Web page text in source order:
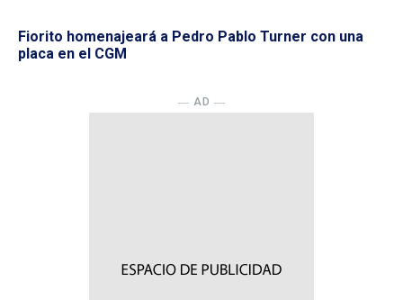
Fiorito homenajeará a Pedro Pablo Turner con una
placa en el CGM
― AD ―